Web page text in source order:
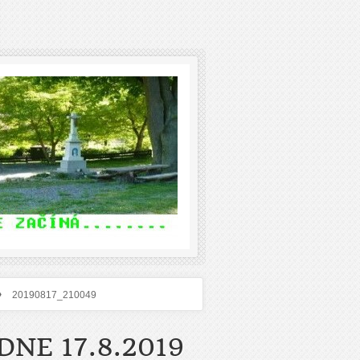
20190817_210049
17.8.2019